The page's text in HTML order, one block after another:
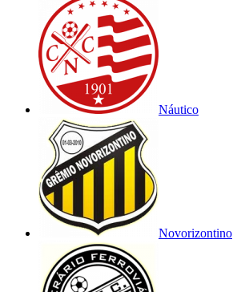
Náutico
Novorizontino